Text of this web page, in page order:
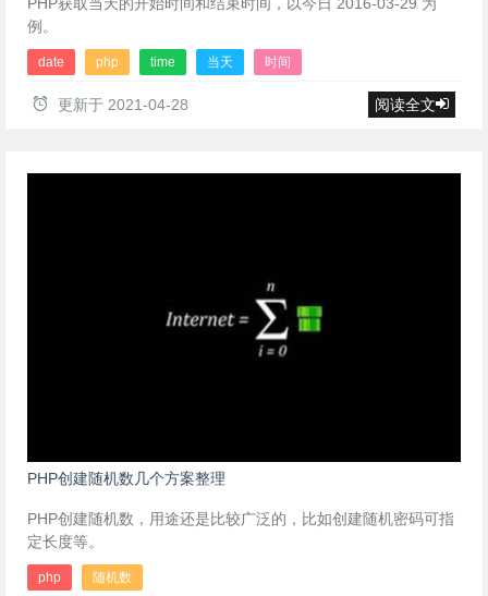
例。
date php time 当天 时间
更新于 2021-04-28 阅读全文
PHP创建随机数几个方案整理
PHP创建随机数，用途还是比较广泛的，比如创建随机密码可指
定长度等。
php 随机数